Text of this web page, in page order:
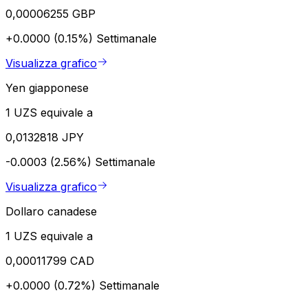
0,00006255 GBP
+0.0000 (0.15%) Settimanale
Visualizza grafico
Yen giapponese
1 UZS equivale a
0,0132818 JPY
-0.0003 (2.56%) Settimanale
Visualizza grafico
Dollaro canadese
1 UZS equivale a
0,00011799 CAD
+0.0000 (0.72%) Settimanale